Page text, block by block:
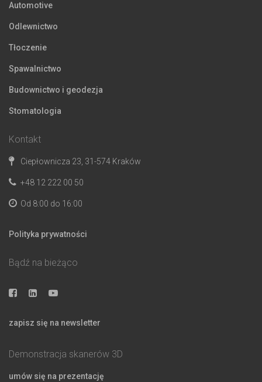
Automotive
Odlewnictwo
Tłoczenie
Spawalnictwo
Budownictwo i geodezja
Stomatologia
Kontakt
Ciepłownicza 23, 31-574 Kraków
+48 12 222 00 50
Od 8:00 do 16:00
Polityka prywatności
Bądź na bieżąco
zapisz się na newsletter
Demonstracja skanerów 3D
umów się na prezentację